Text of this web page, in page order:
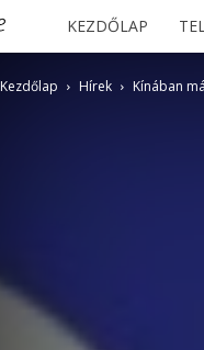
Xiaomilife
KEZDŐLAP
Kezdőlap Hírek Kínában